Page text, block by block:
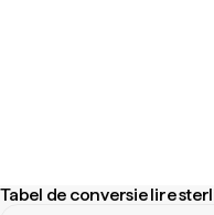
Tabel de conversie lire